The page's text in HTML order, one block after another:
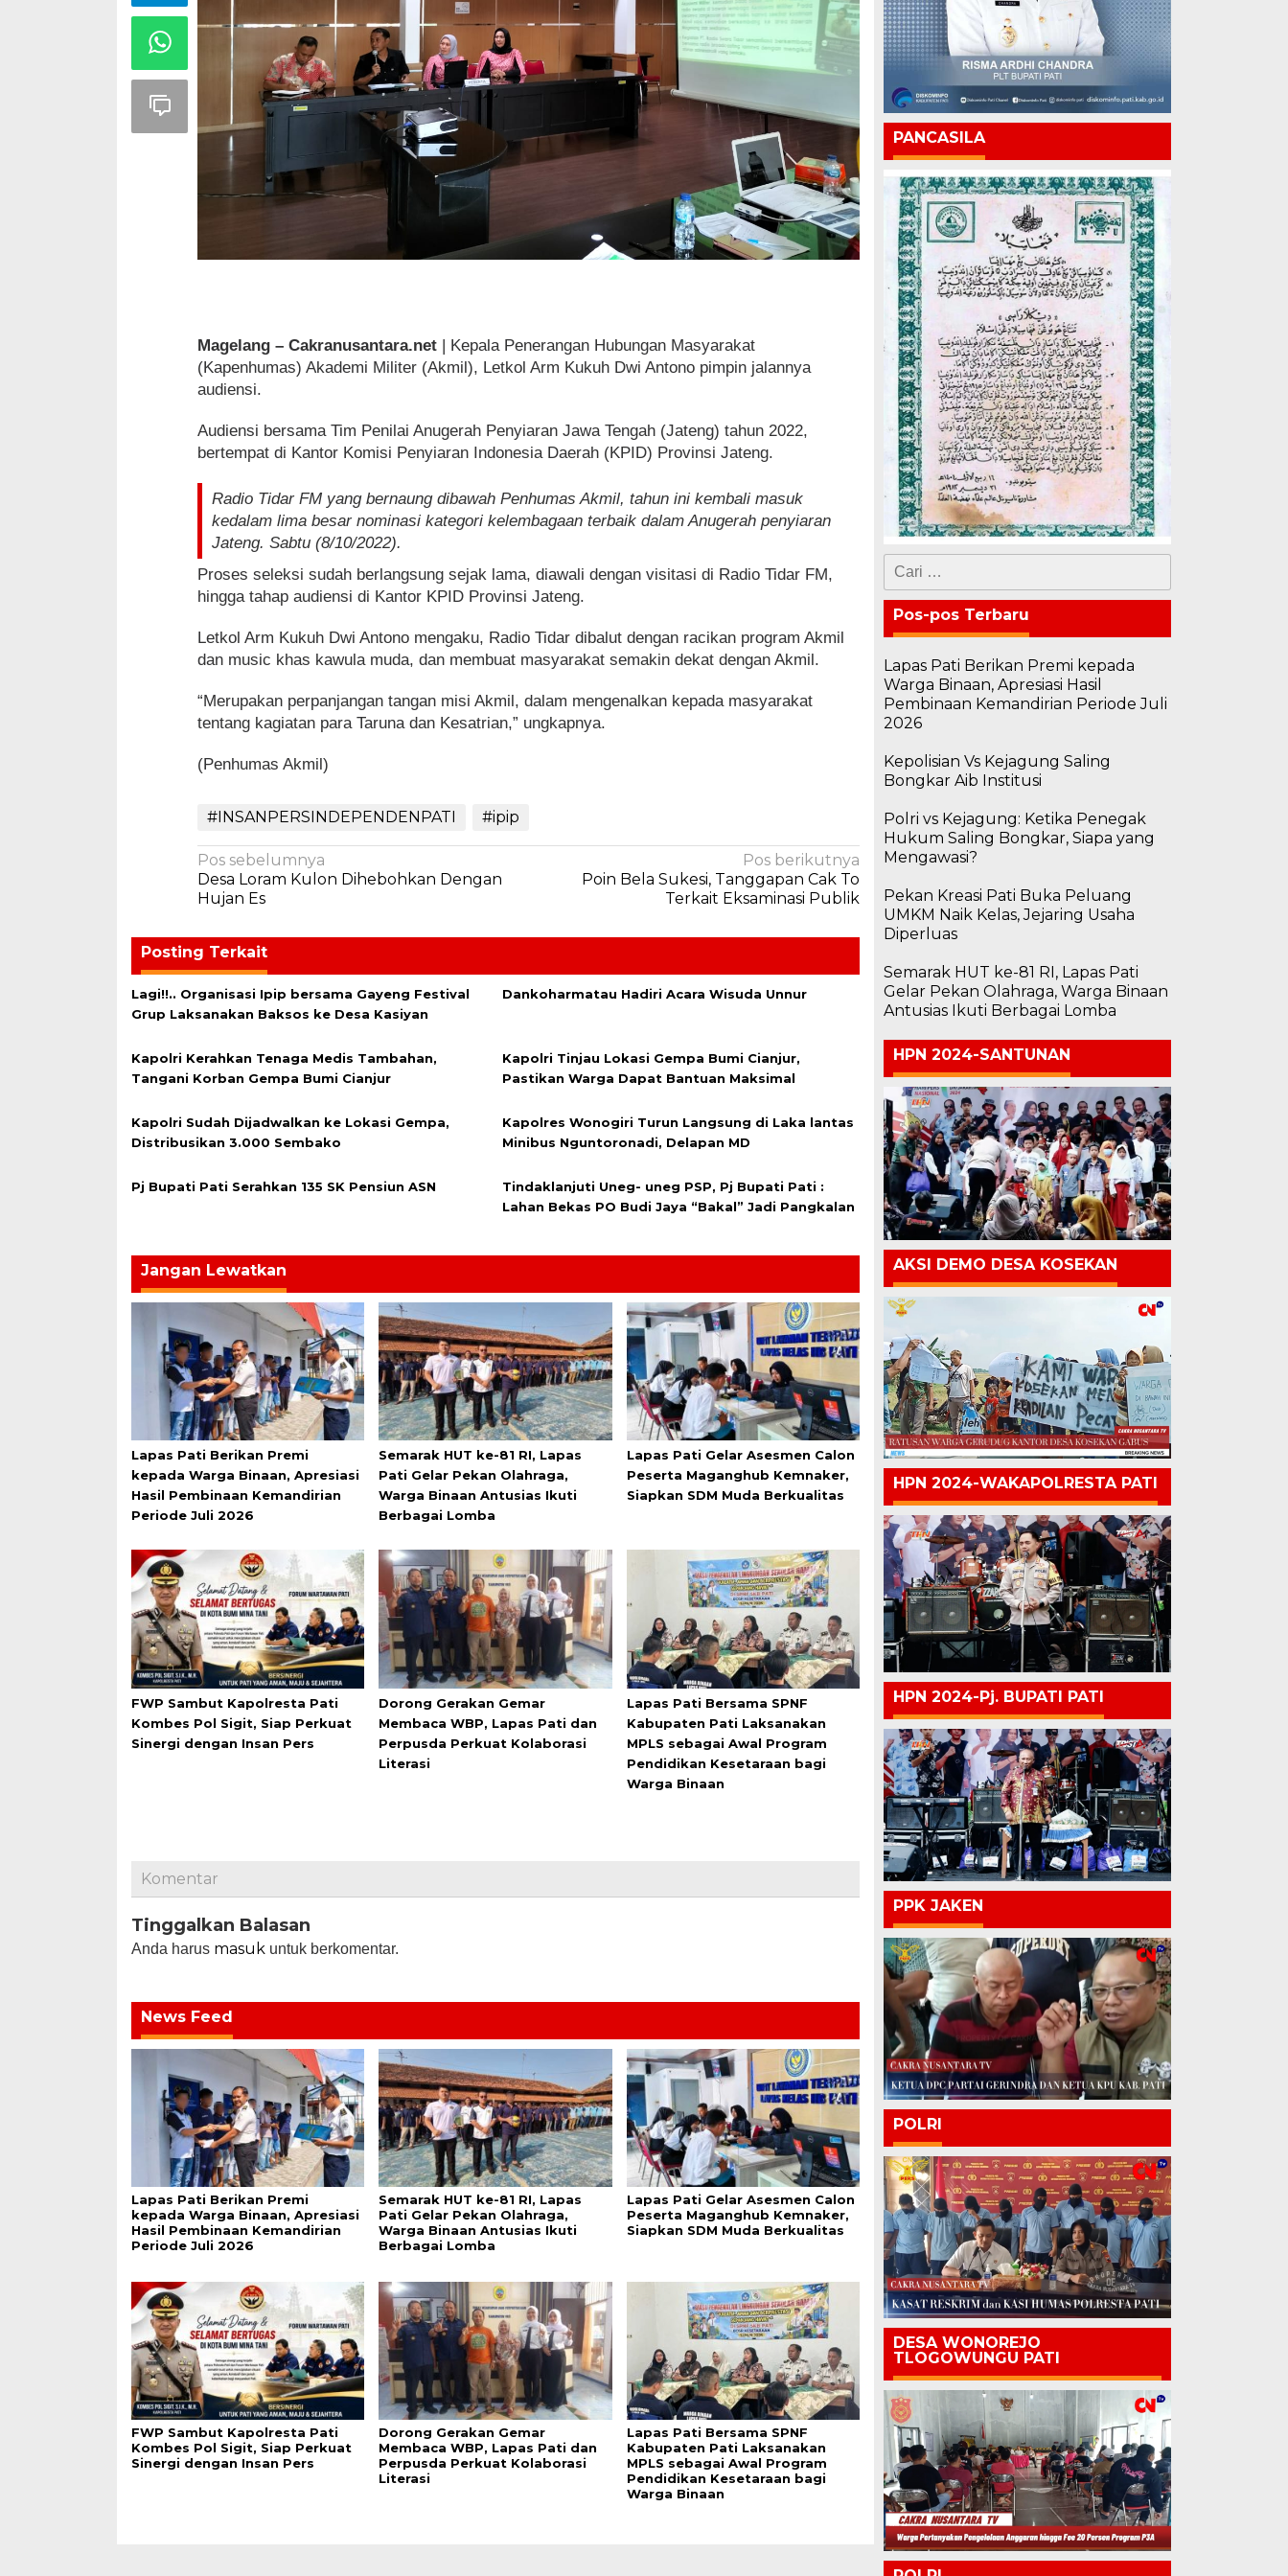
Magelang – Cakranusantara.net | Kepala Penerangan Hubungan Masyarakat
(Kapenhumas) Akademi Militer (Akmil), Letkol Arm Kukuh Dwi Antono pimpin jalannya
audiensi.
Audiensi bersama Tim Penilai Anugerah Penyiaran Jawa Tengah (Jateng) tahun 2022,
bertempat di Kantor Komisi Penyiaran Indonesia Daerah (KPID) Provinsi Jateng.
Radio Tidar FM yang bernaung dibawah Penhumas Akmil, tahun ini kembali masuk
kedalam lima besar nominasi kategori kelembagaan terbaik dalam Anugerah penyiaran
Jateng. Sabtu (8/10/2022).
Proses seleksi sudah berlangsung sejak lama, diawali dengan visitasi di Radio Tidar FM,
hingga tahap audiensi di Kantor KPID Provinsi Jateng.
Letkol Arm Kukuh Dwi Antono mengaku, Radio Tidar dibalut dengan racikan program Akmil
dan music khas kawula muda, dan membuat masyarakat semakin dekat dengan Akmil.
“Merupakan perpanjangan tangan misi Akmil, dalam mengenalkan kepada masyarakat
tentang kagiatan para Taruna dan Kesatrian,” ungkapnya.
(Penhumas Akmil)
#INSANPERSINDEPENDENPATI #ipip
Navigasi
pos
Pos sebelumnya
Desa Loram Kulon Dihebohkan Dengan
Hujan Es
Pos berikutnya
Poin Bela Sukesi, Tanggapan Cak To
Terkait Eksaminasi Publik
Posting Terkait
Lagi!!.. Organisasi Ipip bersama Gayeng Festival
Grup Laksanakan Baksos ke Desa Kasiyan
Dankoharmatau Hadiri Acara Wisuda Unnur
Kapolri Kerahkan Tenaga Medis Tambahan,
Tangani Korban Gempa Bumi Cianjur
Kapolri Tinjau Lokasi Gempa Bumi Cianjur,
Pastikan Warga Dapat Bantuan Maksimal
Kapolri Sudah Dijadwalkan ke Lokasi Gempa,
Distribusikan 3.000 Sembako
Kapolres Wonogiri Turun Langsung di Laka lantas
Minibus Nguntoronadi, Delapan MD
Pj Bupati Pati Serahkan 135 SK Pensiun ASN
Tindaklanjuti Uneg- uneg PSP, Pj Bupati Pati :
Lahan Bekas PO Budi Jaya “Bakal” Jadi Pangkalan
Jangan Lewatkan
Lapas Pati Berikan Premi
kepada Warga Binaan, Apresiasi
Hasil Pembinaan Kemandirian
Periode Juli 2026
Semarak HUT ke-81 RI, Lapas
Pati Gelar Pekan Olahraga,
Warga Binaan Antusias Ikuti
Berbagai Lomba
Lapas Pati Gelar Asesmen Calon
Peserta Maganghub Kemnaker,
Siapkan SDM Muda Berkualitas
FWP Sambut Kapolresta Pati
Kombes Pol Sigit, Siap Perkuat
Sinergi dengan Insan Pers
Dorong Gerakan Gemar
Membaca WBP, Lapas Pati dan
Perpusda Perkuat Kolaborasi
Literasi
Lapas Pati Bersama SPNF
Kabupaten Pati Laksanakan
MPLS sebagai Awal Program
Pendidikan Kesetaraan bagi
Warga Binaan
Komentar
Tinggalkan Balasan
Anda harus masuk untuk berkomentar.
News Feed
Lapas Pati Berikan Premi
kepada Warga Binaan, Apresiasi
Hasil Pembinaan Kemandirian
Periode Juli 2026
Semarak HUT ke-81 RI, Lapas
Pati Gelar Pekan Olahraga,
Warga Binaan Antusias Ikuti
Berbagai Lomba
Lapas Pati Gelar Asesmen Calon
Peserta Maganghub Kemnaker,
Siapkan SDM Muda Berkualitas
FWP Sambut Kapolresta Pati
Kombes Pol Sigit, Siap Perkuat
Sinergi dengan Insan Pers
Dorong Gerakan Gemar
Membaca WBP, Lapas Pati dan
Perpusda Perkuat Kolaborasi
Literasi
Lapas Pati Bersama SPNF
Kabupaten Pati Laksanakan
MPLS sebagai Awal Program
Pendidikan Kesetaraan bagi
Warga Binaan
PANCASILA
Cari
untuk:
Pos-pos Terbaru
Lapas Pati Berikan Premi kepada
Warga Binaan, Apresiasi Hasil
Pembinaan Kemandirian Periode Juli
2026
Kepolisian Vs Kejagung Saling
Bongkar Aib Institusi
Polri vs Kejagung: Ketika Penegak
Hukum Saling Bongkar, Siapa yang
Mengawasi?
Pekan Kreasi Pati Buka Peluang
UMKM Naik Kelas, Jejaring Usaha
Diperluas
Semarak HUT ke-81 RI, Lapas Pati
Gelar Pekan Olahraga, Warga Binaan
Antusias Ikuti Berbagai Lomba
HPN 2024-SANTUNAN
AKSI DEMO DESA KOSEKAN
HPN 2024-WAKAPOLRESTA PATI
HPN 2024-Pj. BUPATI PATI
PPK JAKEN
POLRI
DESA WONOREJO
TLOGOWUNGU PATI